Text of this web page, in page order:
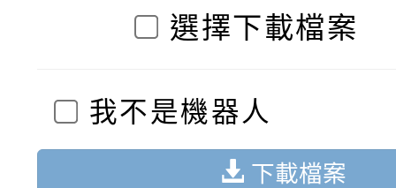
選擇下載檔案
我不是機器人
下載檔案